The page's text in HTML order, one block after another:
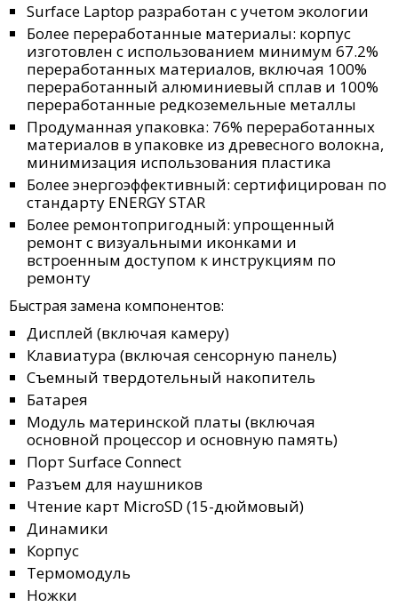
Surface Laptop разработан с учетом экологии
Более переработанные материалы: корпус
изготовлен с использованием минимум 67.2%
переработанных материалов, включая 100%
переработанный алюминиевый сплав и 100%
переработанные редкоземельные металлы
Продуманная упаковка: 76% переработанных
материалов в упаковке из древесного волокна,
минимизация использования пластика
Более энергоэффективный: сертифицирован по
стандарту ENERGY STAR
Более ремонтопригодный: упрощенный
ремонт с визуальными иконками и
встроенным доступом к инструкциям по
ремонту
Быстрая замена компонентов:
Дисплей (включая камеру)
Клавиатура (включая сенсорную панель)
Съемный твердотельный накопитель
Батарея
Модуль материнской платы (включая
основной процессор и основную память)
Порт Surface Connect
Разъем для наушников
Чтение карт MicroSD (15-дюймовый)
Динамики
Корпус
Термомодуль
Ножки